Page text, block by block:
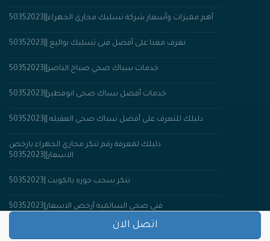
أهم مميزات وأسعار شركة تسليك مجارى الجهراء||50352023
تعرف معنا على أفضل فنى تسليك بواليع ||50352023
خدمات سباك صحي صباح الناصر||50352023
خدمات أفضل سباك صحى ابوفطير||50352023
دليلك للتعرف على أفضل سباك صحى العقيله ||50352023
دليلك لمعرفة رقم تنكر مجاري الجهراء بارخص
الاسعار||50352023
تنكر سحب جوره بالكويت |50352023
فنى صحى السالميه أرخص الاسعار|50352023
سباك صحى اشبيليا||50352023
اتصل الان